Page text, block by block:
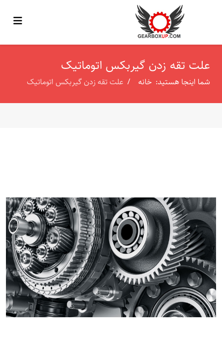
علت تقه زدن گیربکس اتوماتیک
شما اینجا هستید: خانه علت تقه زدن گیربکس اتوماتیک